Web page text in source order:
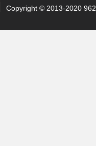
Copyright © 2013-2020